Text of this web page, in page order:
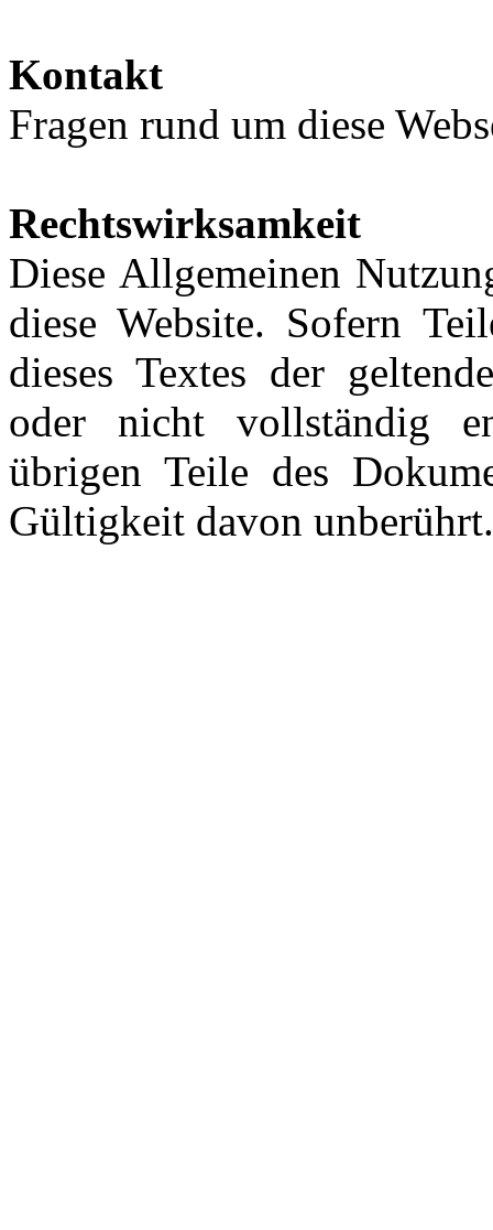
Kontakt
Fragen rund um diese
Rechtswirksamkeit
Diese Allgemeinen
diese Website. Sofern
dieses Textes der
oder nicht vollständig
übrigen Teile des
Gültigkeit davon unberührt.